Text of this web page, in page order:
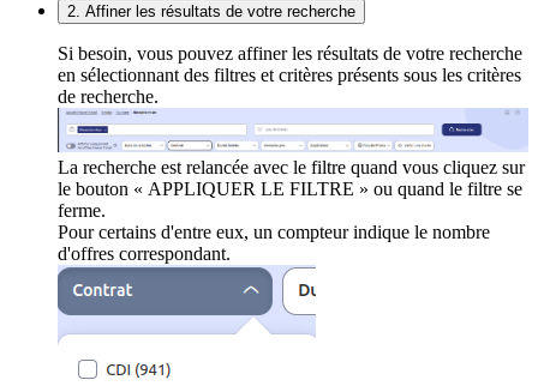
2. Affiner les résultats de votre recherche
Si besoin, vous pouvez affiner les résultats de votre recherche
en sélectionnant des filtres et critères présents sous les critères
de recherche.
La recherche est relancée avec le filtre quand vous cliquez sur
le bouton « APPLIQUER LE FILTRE » ou quand le filtre se
ferme.
Pour certains d'entre eux, un compteur indique le nombre
d'offres correspondant.